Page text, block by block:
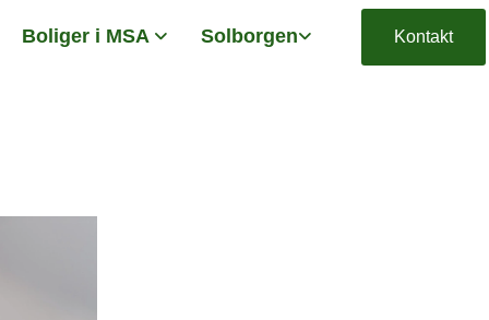
Boliger i MSA Solborgen Kontakt